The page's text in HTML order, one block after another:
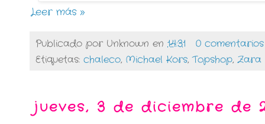
Leer más »
Publicado por Unknown en 14:31
0 comentarios
Etiquetas: chaleco, Michael Kors,Topshop, Zara
jueves, 3 de diciembre de